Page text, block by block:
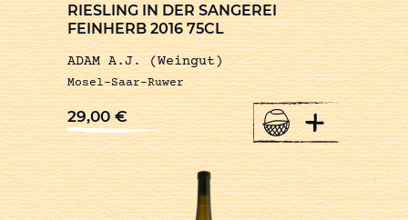
RIESLING IN DER SANGEREI
FEINHERB 2016 75CL
ADAM A.J. (Weingut)
Mosel-Saar-Ruwer
29,00€ +